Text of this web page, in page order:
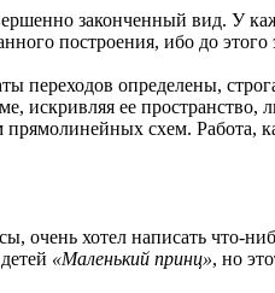
законченный вид. У
построения, ибо до
переходов определены,
искривляя ее
схем. Работа,
очень хотел написать что-
«Маленький принц», но